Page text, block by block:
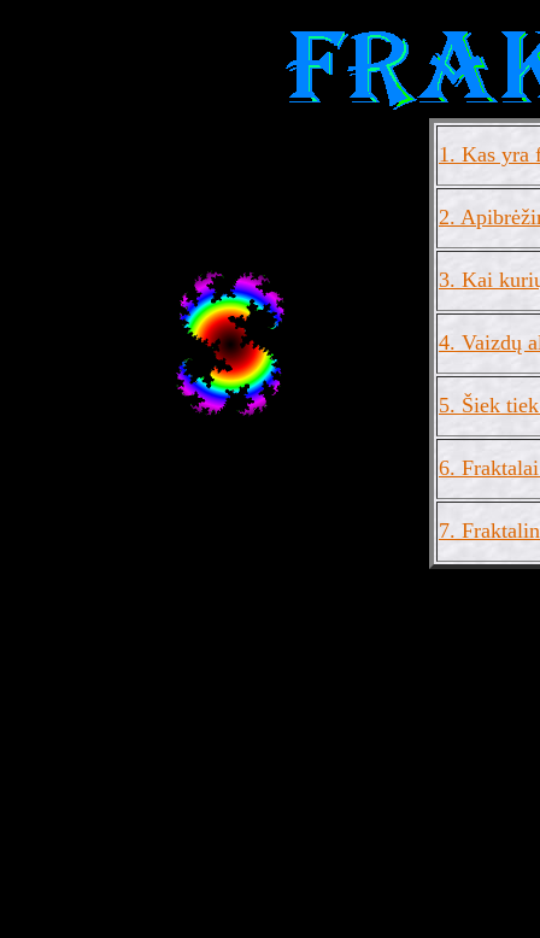
1. Kas yra
2.
3. Kai
4. Vaizdų
5. Šiek
6.
7.